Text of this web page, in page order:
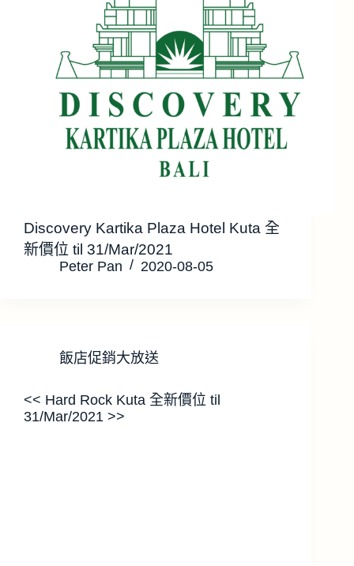
Discovery Kartika Plaza Hotel Kuta 全
新價位 til 31/Mar/2021
Peter Pan 2020-08-05
飯店促銷大放送
<< Hard Rock Kuta 全新價位 til
31/Mar/2021 >>